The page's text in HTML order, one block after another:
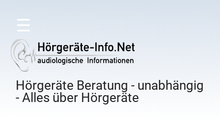
☰
Hörgeräte Beratung - unabhängig
- Alles über Hörgeräte